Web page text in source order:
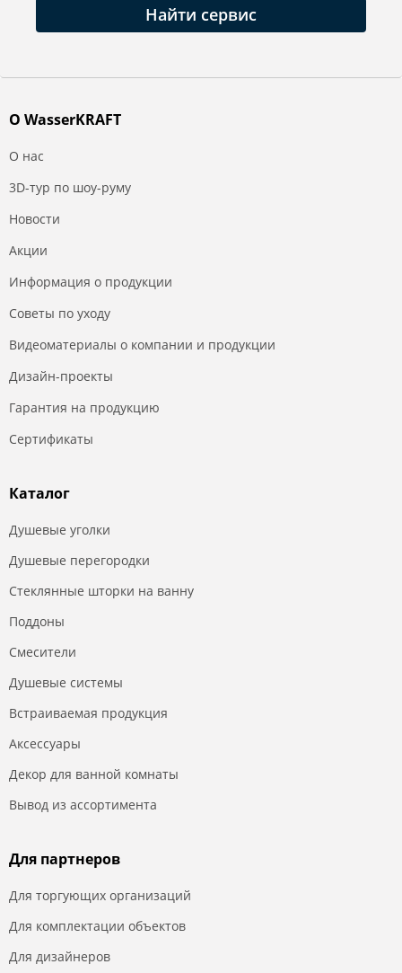
Найти сервис
О WasserKRAFT
О нас
3D-тур по шоу-руму
Новости
Акции
Информация о продукции
Советы по уходу
Видеоматериалы о компании и продукции
Дизайн-проекты
Гарантия на продукцию
Сертификаты
Каталог
Душевые уголки
Душевые перегородки
Стеклянные шторки на ванну
Поддоны
Смесители
Душевые системы
Встраиваемая продукция
Аксессуары
Декор для ванной комнаты
Вывод из ассортимента
Для партнеров
Для торгующих организаций
Для комплектации объектов
Для дизайнеров